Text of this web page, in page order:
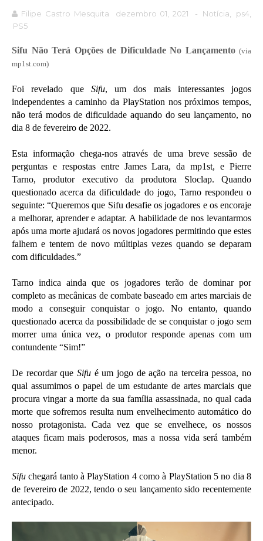
Filipe Castro Mesquita dezembro 01, 2021 - Notícia ps4
PS5
Sifu Não Terá Opções de Dificuldade No Lançamento (via
mp1st.com)
Foi revelado que Sifu, um dos mais interessantes jogos
independentes a caminho da PlayStation nos próximos tempos,
não terá modos de dificuldade aquando do seu lançamento, no
dia 8 de fevereiro de 2022.
Esta informação chega-nos através de uma breve sessão de
perguntas e respostas entre James Lara, da mp1st, e Pierre
Tarno, produtor executivo da produtora Sloclap. Quando
questionado acerca da dificuldade do jogo, Tarno respondeu o
seguinte: “Queremos que Sifu desafie os jogadores e os encoraje
a melhorar, aprender e adaptar. A habilidade de nos levantarmos
após uma morte ajudará os novos jogadores permitindo que estes
falhem e tentem de novo múltiplas vezes quando se deparam
com dificuldades.”
Tarno indica ainda que os jogadores terão de dominar por
completo as mecânicas de combate baseado em artes marciais de
modo a conseguir conquistar o jogo. No entanto, quando
questionado acerca da possibilidade de se conquistar o jogo sem
morrer uma única vez, o produtor responde apenas com um
contundente “Sim!”
De recordar que Sifu é um jogo de ação na terceira pessoa, no
qual assumimos o papel de um estudante de artes marciais que
procura vingar a morte da sua família assassinada, no qual cada
morte que sofremos resulta num envelhecimento automático do
nosso protagonista. Cada vez que se envelhece, os nossos
ataques ficam mais poderosos, mas a nossa vida será também
menor.
Sifu chegará tanto à PlayStation 4 como à PlayStation 5 no dia 8
de fevereiro de 2022, tendo o seu lançamento sido recentemente
antecipado.